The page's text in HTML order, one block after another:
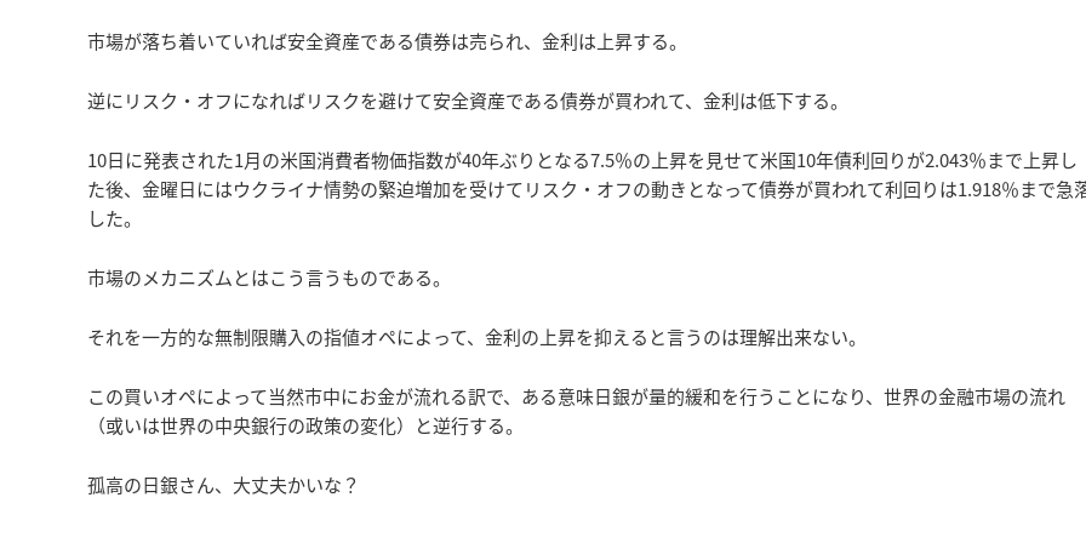
市場が落ち着いていれば安全資産である債券は売られ、金利は上昇する。
逆にリスク・オフになればリスクを避けて安全資産である債券が買われて、金利は低下する。
10日に発表された1月の米国消費者物価指数が40年ぶりとなる7.5％の上昇を見せて米国10年債利回りが2.043％まで上昇し
た後、金曜日にはウクライナ情勢の緊迫増加を受けてリスク・オフの動きとなって債券が買われて利回りは1.918％まで急
した。
市場のメカニズムとはこう言うものである。
それを一方的な無制限購入の指値オペによって、金利の上昇を抑えると言うのは理解出来ない。
この買いオペによって当然市中にお金が流れる訳で、ある意味日銀が量的緩和を行うことになり、世界の金融市場の流れ
（或いは世界の中央銀行の政策の変化）と逆行する。
孤高の日銀さん、大丈夫かいな？